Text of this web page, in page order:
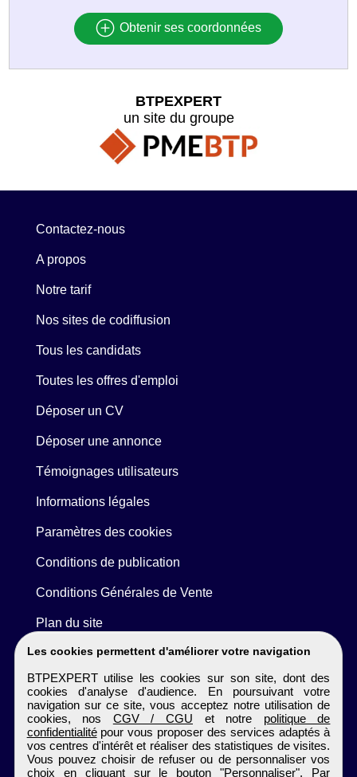
Obtenir ses coordonnées
Les cookies permettent d'améliorer votre navigation
BTPEXPERT utilise les cookies sur son site, dont des
cookies d'analyse d'audience. En poursuivant votre
navigation sur ce site, vous acceptez notre utilisation de
cookies, nos CGV / CGU et notre politique de
confidentialitépour vous proposer des services adaptés à
vos centres d'intérêt et réaliser des statistiques de visites.
Vous pouvez choisir de refuser ou de personnaliser vos
choix en cliquant sur le bouton "Personnaliser". Par
BTPEXPERT
un site du groupe
Contactez-nous
A propos
Notre tarif
Nos sites de codiffusion
Tous les candidats
Toutes les offres d'emploi
Déposer un CV
Déposer une annonce
Témoignages utilisateurs
Informations légales
Paramètres des cookies
Conditions de publication
Conditions Générales de Vente
Plan du site